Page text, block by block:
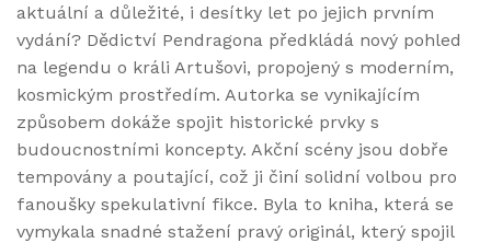
aktuální a důležité, i desítky let po jejich prvním
vydání? Dědictví Pendragona předkládá nový pohled
na legendu o králi Artušovi, propojený s moderním,
kosmickým prostředím. Autorka se vynikajícím
způsobem dokáže spojit historické prvky s
budoucnostními koncepty. Akční scény jsou dobře
tempovány a poutající, což ji činí solidní volbou pro
fanoušky spekulativní fikce. Byla to kniha, která se
vymykala snadné stažení pravý originál, který spojil